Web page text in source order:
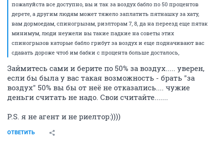
пожалуйста все доступно, вы и так за воздух бабло по 50 процентов
дерете, а другим людям может тяжело заплатить пятнашку за хату,
вам дормоедам, спиногрызам, риэлторам 7, 8, да на переезд еще пятак
минимум, люди неужели вы такие падкие на советы этих
спиногрызов каторые бабло грибут за воздух и еще подначивают вас
сдавать дороже чтоб им бабки с процента больше досталось,
Займитесь сами и берите по 50% за воздух..... уверен,
если бы была у вас такая возможность - брать "за
воздух" 50% вы бы от неё не отказались.... чужие
деньги считать не надо. Свои считайте.......
P.S. я не агент и не риелтор:))))
ОТВЕТИТЬ